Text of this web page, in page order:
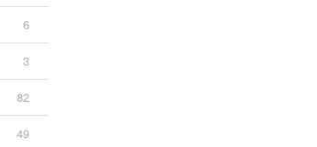
6
3
82
49